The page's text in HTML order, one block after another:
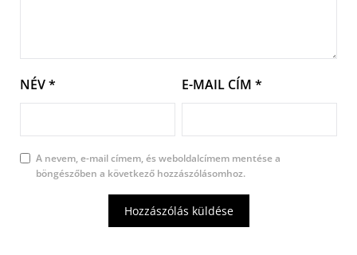
NÉV* E-MAIL CÍM *
A nevem, e-mail címem, és weboldalcímem mentése a
böngészőben a következő hozzászólásomhoz.